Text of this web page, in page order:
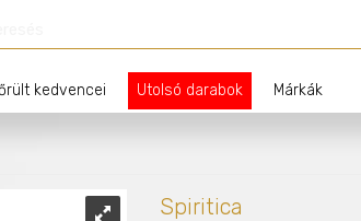
kedvencei Utolsó darabok Márkák
Spiritica